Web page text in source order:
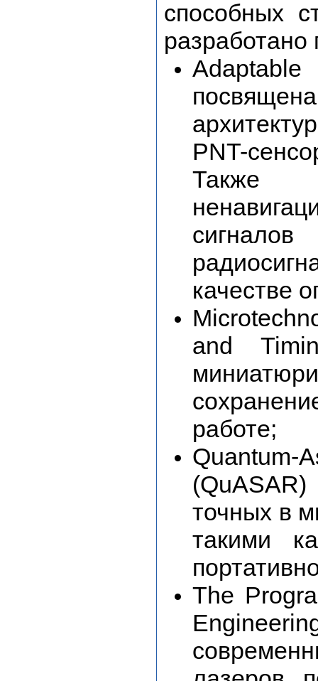
способных
разработано
PNT-
Также
качестве
and
работе;
точных в
такими
The